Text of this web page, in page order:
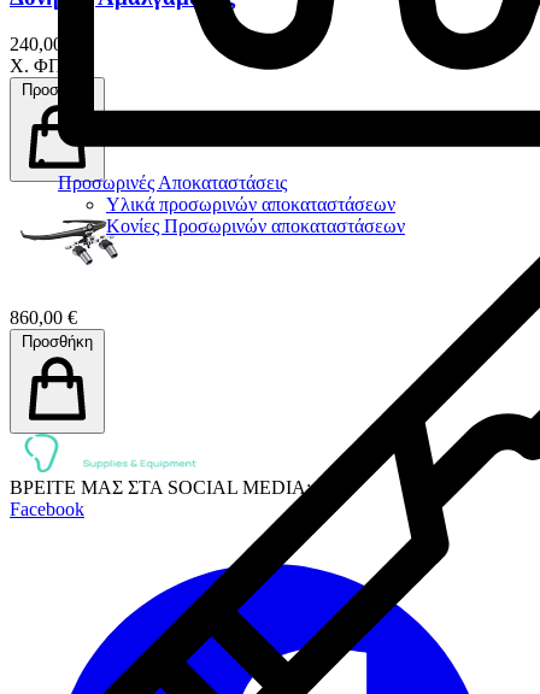
Προσωρινές Αποκαταστάσεις
Υλικά προσωρινών αποκαταστάσεων
Κονίες Προσωρινών αποκαταστάσεων
240,00 €
Χ. ΦΠΑ
Προσθήκη
860,00 €
Προσθήκη
ΒΡΕΙΤΕ ΜΑΣ ΣΤΑ SOCIAL MEDIA:
Facebook